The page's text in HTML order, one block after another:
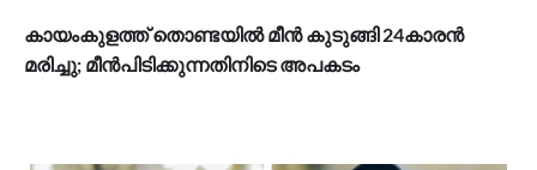
കായംകുളത്ത് തൊണ്ടയിൽ മീൻ കുടുങ്ങി 24കാരൻ
മരിച്ചു; മീൻപിടിക്കുന്നതിനിടെ അപകടം